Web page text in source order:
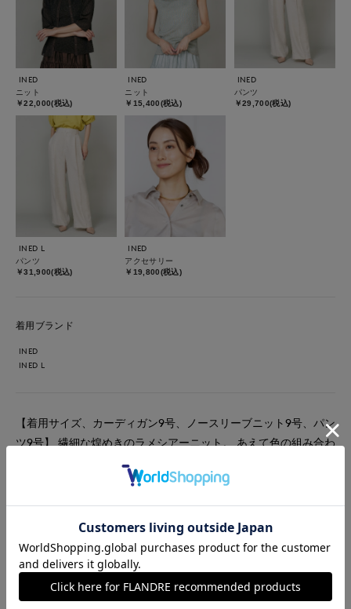
INED
ニット
￥22,000(税込)
INED
ニット
￥15,400(税込)
INED
パンツ
￥29,700(税込)
INED L
パンツ
￥31,900(税込)
INED
アクセサリー
￥19,800(税込)
着用ブランド
INED
INED L
【着用サイズ、カーディガン9号、ノースリーブニット9号、パン
ツ9号】 繊細な煌めきのラメシアーニット。 あえて色の組み合わ
せを変えて絶妙なレイヤードスタイルに。 インナーの優しげな
ニュアンスカラーに対してカーディガンにダークトーンを肩掛け
色でまとめず、あえてトーンを変えることで奥行きが出て一気に
今年らしい表情に。 合わせたパンツは落ち感の良い美シルエッ
トで、軽くて涼しい麻のようなナチュラルな表情を持つ素材感が
特徴で脚長効果も抜群です！ オフィスカジュアルから、ちょっ
とおしゃれなレストランでのランチまで、大人のきれいめハンサ